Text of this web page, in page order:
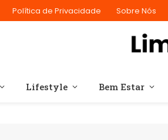
Política de Privacidade Sobre Nós
Lifestyle Bem Estar